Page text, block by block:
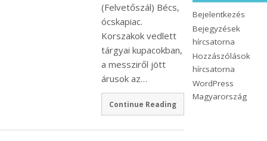
(Felvetőszál) Bécs,
ócskapiac.
Korszakok vedlett
tárgyai kupacokban,
a messziről jött
árusok az…
Continue Reading
Bejelentkezés
Bejegyzések
hírcsatorna
Hozzászólások
hírcsatorna
WordPress
Magyarország